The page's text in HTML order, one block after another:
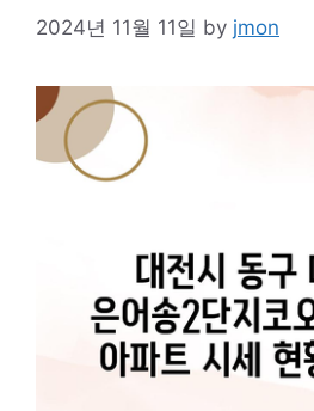
2024년 11월 11일 by jmon